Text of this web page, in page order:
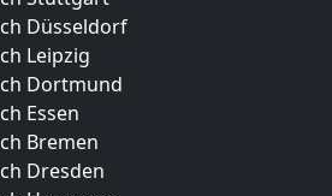
Düsseldorf
Leipzig
Dortmund
Essen
Bremen
Dresden